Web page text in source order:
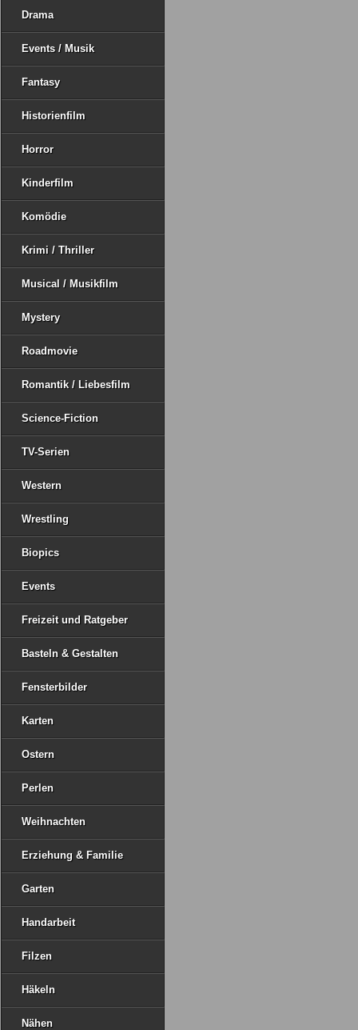
Drama
Events / Musik
Fantasy
Historienfilm
Horror
Kinderfilm
Komödie
Krimi / Thriller
Musical / Musikfilm
Mystery
Roadmovie
Romantik / Liebesfilm
Science-Fiction
TV-Serien
Western
Wrestling
Biopics
Events
Freizeit und Ratgeber
Basteln & Gestalten
Fensterbilder
Karten
Ostern
Perlen
Weihnachten
Erziehung & Familie
Garten
Handarbeit
Filzen
Häkeln
Nähen